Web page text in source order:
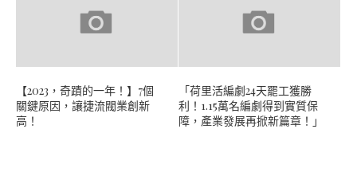
【2023，奇蹟的一年！】7個
關鍵原因，讓捷流閥業創新
高！
「荷里活編劇24天罷工獲勝
利！1.15萬名編劇得到實質保
障，產業發展再掀新篇章！」